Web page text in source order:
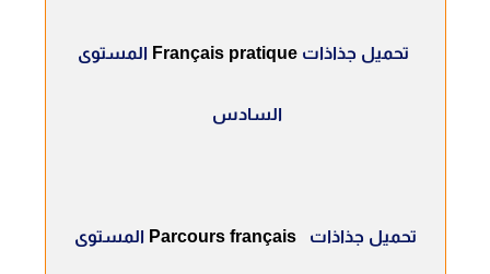
تحميل جذاذات Français pratique المستوى
السادس
تحميل جذاذاتParcours français المستوى